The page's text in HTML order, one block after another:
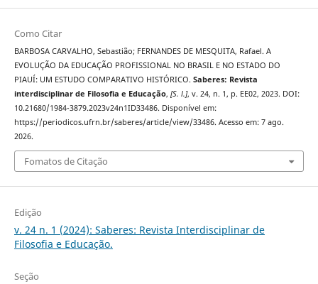
Como Citar
BARBOSA CARVALHO, Sebastião; FERNANDES DE MESQUITA, Rafael. A
EVOLUÇÃO DA EDUCAÇÃO PROFISSIONAL NO BRASIL E NO ESTADO DO
PIAUÍ: UM ESTUDO COMPARATIVO HISTÓRICO. Saberes: Revista
interdisciplinar de Filosofia e Educação, [S. l.], v. 24, n. 1, p. EE02, 2023. DOI:
10.21680/1984-3879.2023v24n1ID33486. Disponível em:
https://periodicos.ufrn.br/saberes/article/view/33486. Acesso em: 7 ago.
2026.
Fomatos de Citação
Edição
v. 24 n. 1 (2024): Saberes: Revista Interdisciplinar de
Filosofia e Educação.
Seção